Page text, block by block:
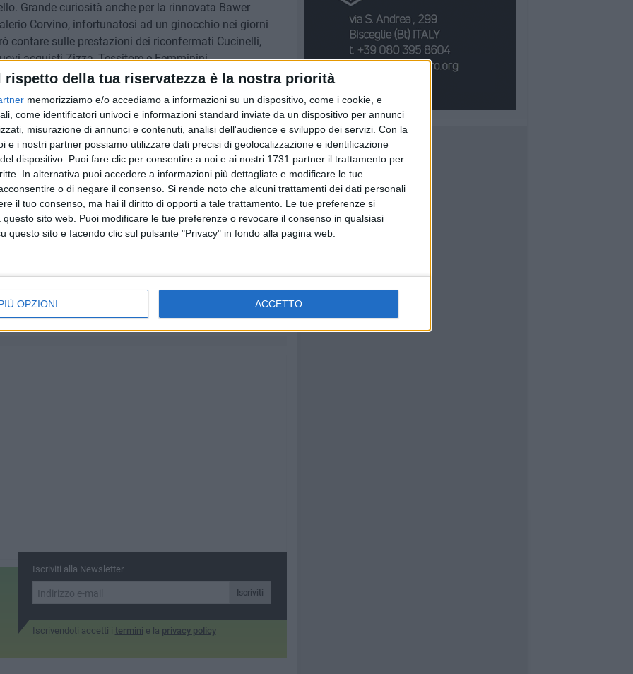
rispetto della tua riservatezza è la nostra priorità
memorizziamo e/o accediamo a informazioni su un dispositivo, come i cookie, e
come identificatori univoci e informazioni standard inviate da un dispositivo per annunci
misurazione di annunci e contenuti, analisi dell'audience e sviluppo dei servizi. Con la
e i nostri partner possiamo utilizzare dati precisi di geolocalizzazione e identificazione
dispositivo. Puoi fare clic per consentire a noi e ai nostri 1731 partner il trattamento per
In alternativa puoi accedere a informazioni più dettagliate e modificare le tue
o di negare il consenso. Si rende noto che alcuni trattamenti dei dati personali
il tuo consenso, ma hai il diritto di opporti a tale trattamento. Le tue preferenze si
sito web. Puoi modificare le tue preferenze o revocare il consenso in qualsiasi
questo sito e facendo clic sul pulsante "Privacy" in fondo alla pagina web.
OPZIONI ACCETTO
Grande curiosità anche per la rinnovata Bawer
Corvino, infortunatosi ad un ginocchio nei giorni
contare sulle prestazioni dei riconfermati Cucinelli,
acquisti Zizza, Tessitore e Femminini.
campana dell'Igea S.Antimo, che ha ritoccato
Di Salvatore, Serino e Benassi. Competitiva anche
che ha conquistato sul campo la promozione in
Spigaglia, tutti giocatori di categoria. Al termine della
per il miglior giocatore del torneo e per il miglior
gratuito):SABATO 27 AGOSTO
Brindisi
Iscriviti alla Newsletter
Iscriviti
Iscrivendoti accetti i termini e la privacy policy